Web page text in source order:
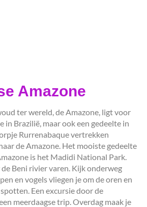
Amazone
ter wereld, de Amazone, ligt voor
in Brazilië, maar ook een gedeelte in
Rurrenabaque vertrekken
de Amazone. Het mooiste gedeelte
is het Madidi National Park.
Beni rivier varen. Kijk onderweg
en vogels vliegen je om de oren en
Een excursie door de
meerdaagse trip. Overdag maak je